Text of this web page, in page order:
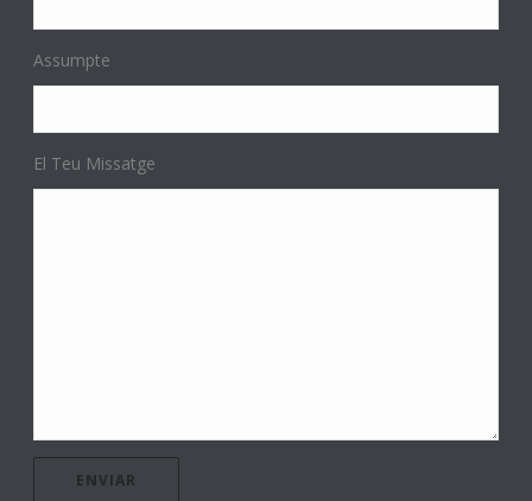
Assumpte
El Teu Missatge